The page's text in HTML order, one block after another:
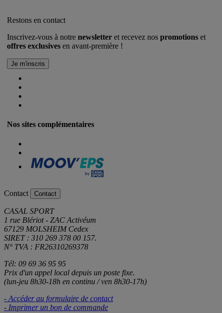
Restons en contact
Inscrivez-vous à notre newsletter et recevez nos promotions et
offres exclusives en avant-première !
Nos sites complémentaires
Contact Contact
CASAL SPORT
1 rue Blériot - ZAC Activéum
67129 MOLSHEIM Cedex
SIRET : 310 269 378 00 157.
N° TVA : FR26310269378
Tél: 09 69 36 95 95
Prix d'un appel local depuis un poste fixe.
(lun-jeu 8h30-18h en continu / ven 8h30-17h)
- Accéder au formulaire de contact
- Imprimer un bon de commande